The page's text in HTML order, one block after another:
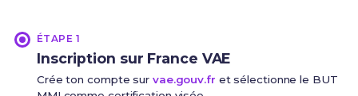
ÉTAPE 1
Inscription sur France VAE
Crée ton compte sur vae.gouv.fr et sélectionne le BUT